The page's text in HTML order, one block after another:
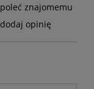
poleć znajomemu
dodaj opinię